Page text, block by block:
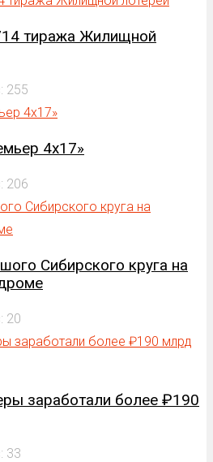
тиража Жилищной
255
4х17»
206
Сибирского круга на
20
заработали более ₽190
33